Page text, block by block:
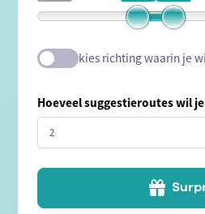
kies richting waarin je
Hoeveel suggestieroutes wil